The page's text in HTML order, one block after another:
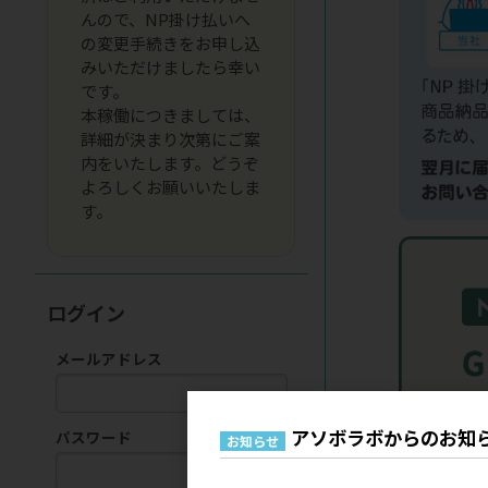
んので、NP掛け払いへ
の変更手続きをお申し込
みいただけましたら幸い
です。
本稼働につきましては、
詳細が決まり次第にご案
内をいたします。どうぞ
よろしくお願いいたしま
す。
ログイン
メールアドレス
パスワード お知らせ アソボラボからのお知